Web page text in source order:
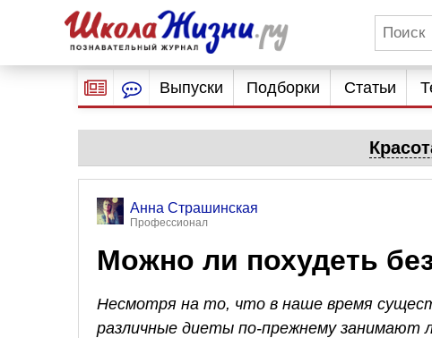
Выпуски Подборки Статьи
Анна Страшинская
Профессионал
Можно ли похудеть
Несмотря на то, что в наше время
различные диеты по-прежнему занимают